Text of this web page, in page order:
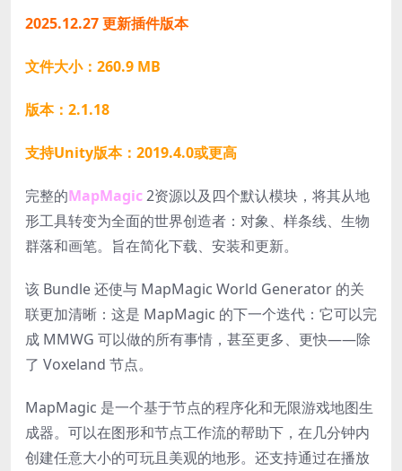
2025.12.27 更新插件版本
文件大小：260.9 MB
版本：2.1.18
支持Unity版本：2019.4.0或更高
完整的MapMagic2资源以及四个默认模块，将其从地
形工具转变为全面的世界创造者：对象、样条线、生物
群落和画笔。旨在简化下载、安装和更新。
该 Bundle 还使与 MapMagic World Generator 的关
联更加清晰：这是 MapMagic 的下一个迭代：它可以完
成 MMWG 可以做的所有事情，甚至更多、更快——除
了 Voxeland 节点。
MapMagic 是一个基于节点的程序化和无限游戏地图生
成器。可以在图形和节点工作流的帮助下，在几分钟内
创建任意大小的可玩且美观的地形。还支持通过在播放